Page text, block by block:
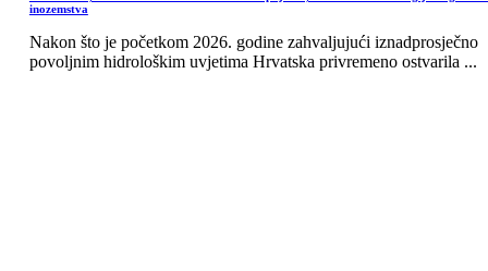
inozemstva
Nakon što je početkom 2026. godine zahvaljujući iznadprosječno
povoljnim hidrološkim uvjetima Hrvatska privremeno ostvarila ...